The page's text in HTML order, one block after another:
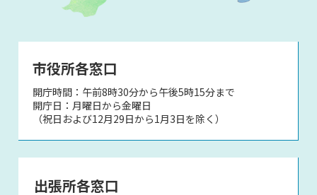
市役所各窓口
開庁時間：午前8時30分から午後5時15分まで
開庁日：月曜日から金曜日
（祝日および12月29日から1月3日を除く）
出張所各窓口